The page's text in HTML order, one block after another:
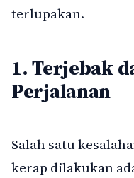
terlupakan.
1. Terjebak
Perjalanan
Salah satu
kerap dilakukan